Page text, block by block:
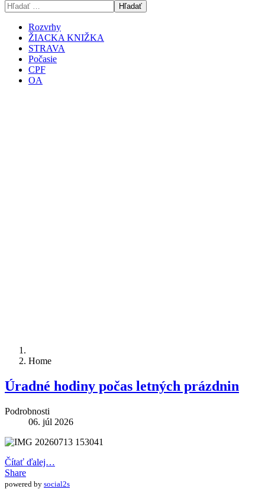
Hľadať
Rozvrhy
ŽIACKA KNIŽKA
STRAVA
Počasie
CPF
OA
Home
Úradné hodiny počas letných prázdnin
Podrobnosti
06. júl 2026
Čítať ďalej…
Share
powered by social2s